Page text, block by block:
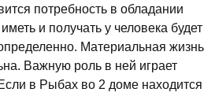
потребность в обладании
и получать у человека будет
Материальная жизнь
Важную роль в ней играет
в Рыбах во 2 доме находится